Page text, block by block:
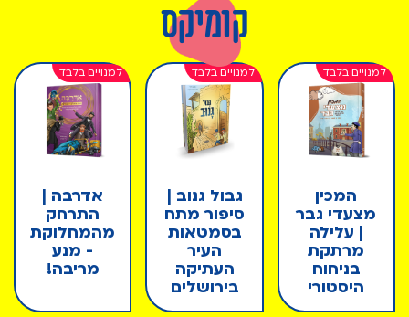
קומיקס
המכין
מצעדי גבר
| עלילה
מרתקת
בניחוח
היסטורי
גבול גנוב |
סיפור מתח
בסמטאות
העיר
העתיקה
בירושלים
אדרבה |
התרחק
מהמחלוקת
- מנע
מריבה!